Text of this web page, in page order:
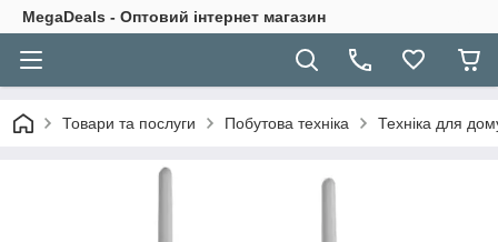
MegaDeals - Оптовий інтернет магазин
Товари та послуги Побутова техніка Техніка для